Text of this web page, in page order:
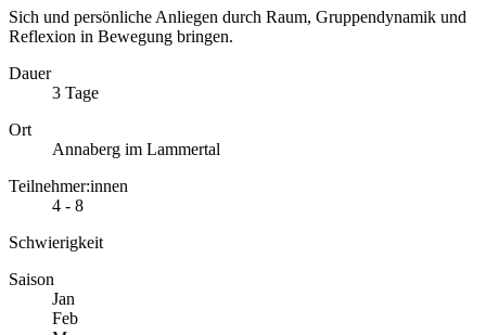
Sich und persönliche Anliegen durch Raum, Gruppendynamik und
Reflexion in Bewegung bringen.
Dauer
3 Tage
Ort
Annaberg im Lammertal
Teilnehmer:innen
4 - 8
Schwierigkeit
Saison
Jan
Feb